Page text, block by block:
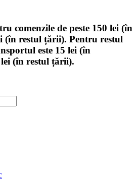
comenzile de peste 150 lei (în
(în restul țării). Pentru restul
este 15 lei (în
(în restul țării).